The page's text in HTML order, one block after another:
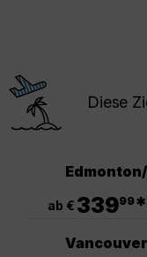
Diese
ab € 33999*
Vancouver